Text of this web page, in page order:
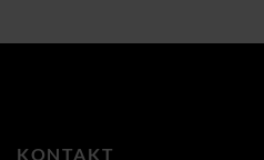
KONTAKT